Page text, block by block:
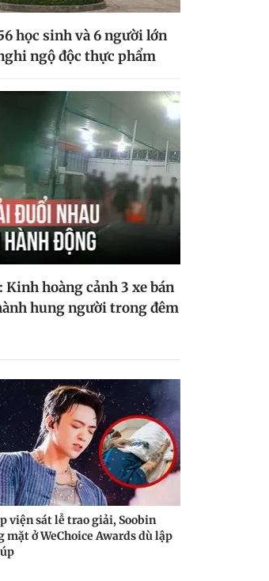
học sinh và 6 người lớn
ngộ độc thực phẩm
hoàng cảnh 3 xe bán
hung người trong đêm
viện sát lễ trao giải, Soobin
mặt ở WeChoice Awards dù lập